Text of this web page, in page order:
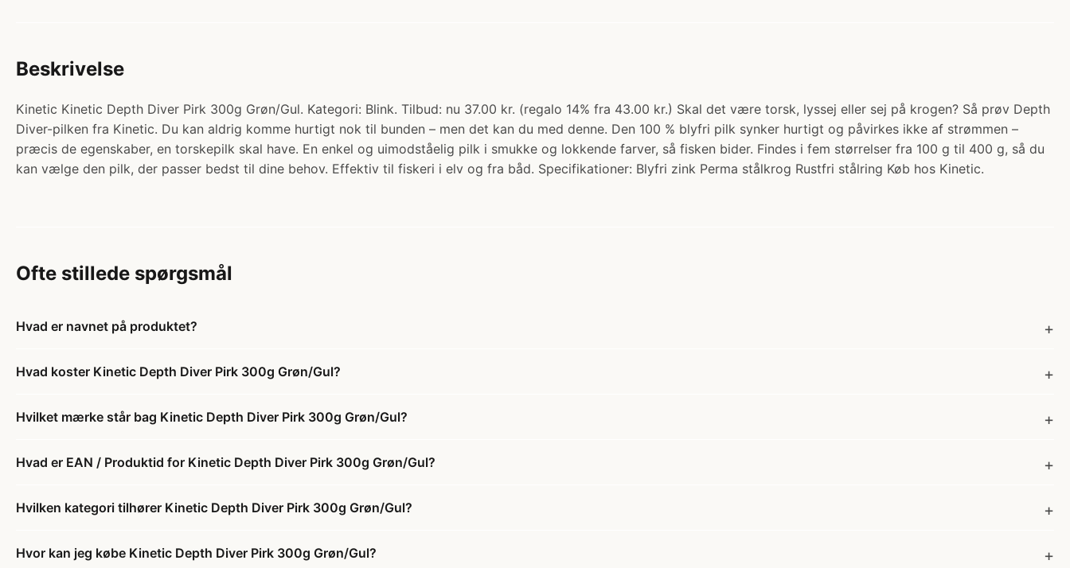
Beskrivelse
Kinetic Kinetic Depth Diver Pirk 300g Grøn/Gul. Kategori: Blink. Tilbud: nu 37.00 kr. (regalo 14% fra 43.00 kr.) Skal det være torsk, lyssej eller sej på krogen? Så prøv Depth
Diver-pilken fra Kinetic. Du kan aldrig komme hurtigt nok til bunden – men det kan du med denne. Den 100 % blyfri pilk synker hurtigt og påvirkes ikke af strømmen –
præcis de egenskaber, en torskepilk skal have. En enkel og uimodståelig pilk i smukke og lokkende farver, så fisken bider. Findes i fem størrelser fra 100 g til 400 g, så du
kan vælge den pilk, der passer bedst til dine behov. Effektiv til fiskeri i elv og fra båd. Specifikationer: Blyfri zink Perma stålkrog Rustfri stålring Køb hos Kinetic.
Ofte stillede spørgsmål
Hvad er navnet på produktet?
Hvad koster Kinetic Depth Diver Pirk 300g Grøn/Gul?
Hvilket mærke står bag Kinetic Depth Diver Pirk 300g Grøn/Gul?
Hvad er EAN / Produktid for Kinetic Depth Diver Pirk 300g Grøn/Gul?
Hvilken kategori tilhører Kinetic Depth Diver Pirk 300g Grøn/Gul?
Hvor kan jeg købe Kinetic Depth Diver Pirk 300g Grøn/Gul?